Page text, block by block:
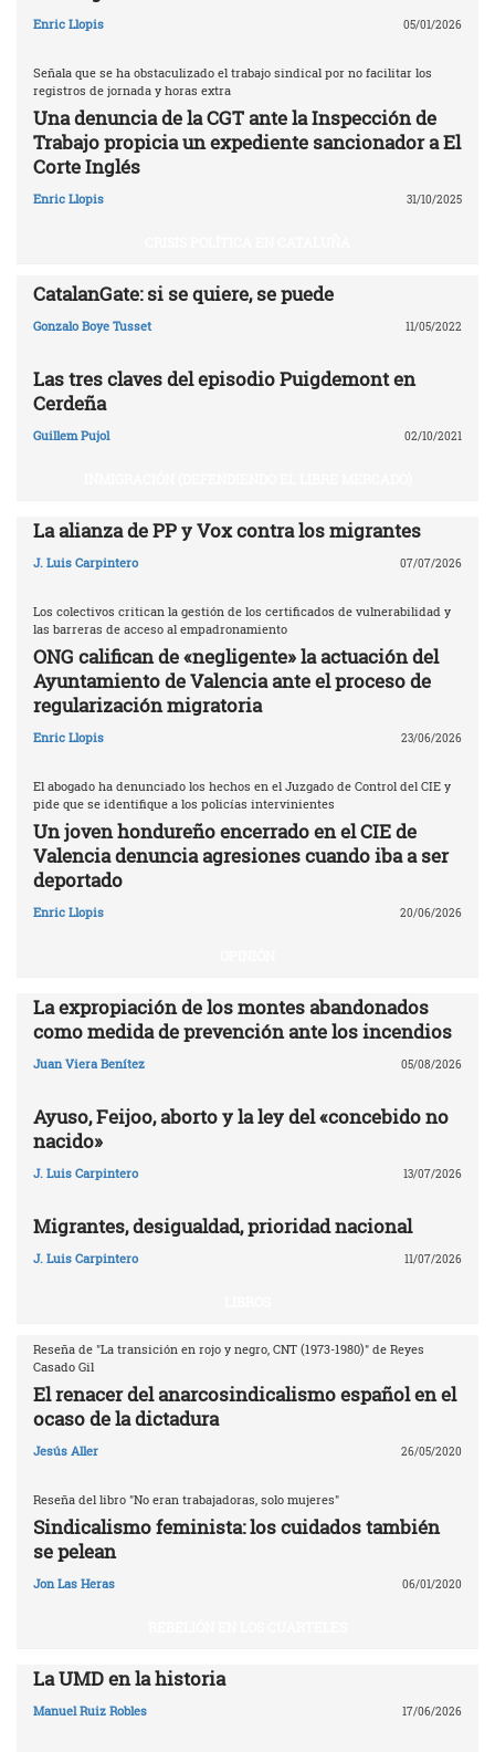
Enric Llopis 05/01/2026
Señala que se ha obstaculizado el trabajo sindical por no facilitar los
registros de jornada y horas extra
Una denuncia de la CGT ante la Inspección de
Trabajo propicia un expediente sancionador a El
Corte Inglés
Enric Llopis 31/10/2025
CatalanGate: si se quiere, se puede
Gonzalo Boye Tusset 11/05/2022
Las tres claves del episodio Puigdemont en
Cerdeña
Guillem Pujol 02/10/2021
La alianza de PP y Vox contra los migrantes
J. Luis Carpintero 07/07/2026
Los colectivos critican la gestión de los certificados de vulnerabilidad y
las barreras de acceso al empadronamiento
ONG califican de «negligente» la actuación del
Ayuntamiento de Valencia ante el proceso de
regularización migratoria
Enric Llopis 23/06/2026
El abogado ha denunciado los hechos en el Juzgado de Control del CIE y
pide que se identifique a los policías intervinientes
Un joven hondureño encerrado en el CIE de
Valencia denuncia agresiones cuando iba a ser
deportado
Enric Llopis 20/06/2026
La expropiación de los montes abandonados
como medida de prevención ante los incendios
Juan Viera Benítez 05/08/2026
Ayuso, Feijoo, aborto y la ley del «concebido no
nacido»
J. Luis Carpintero 13/07/2026
Migrantes, desigualdad, prioridad nacional
J. Luis Carpintero 11/07/2026
Reseña de "La transición en rojo y negro, CNT (1973-1980)" de Reyes
Casado Gil
El renacer del anarcosindicalismo español en el
ocaso de la dictadura
Jesús Aller 26/05/2020
Reseña del libro "No eran trabajadoras, solo mujeres"
Sindicalismo feminista: los cuidados también
se pelean
Jon Las Heras 06/01/2020
La UMD en la historia
Manuel Ruiz Robles 17/06/2026